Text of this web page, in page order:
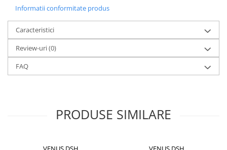
Informatii conformitate produs
Caracteristici
Review-uri(0)
FAQ
PRODUSE SIMILARE